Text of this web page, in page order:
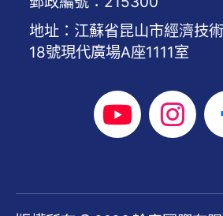
地址：江蘇省昆山市經濟技
18號現代廣場A座1111室